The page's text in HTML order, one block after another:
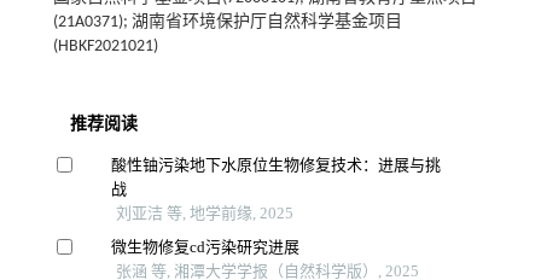
(21A0371); 湖南省环境保护厅自然科学基金项目
(HBKF2021021)